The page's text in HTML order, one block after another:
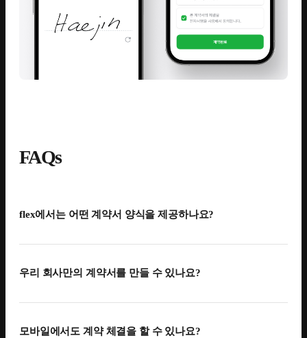
FAQs
flex에서는 어떤 계약서 양식을 제공하나요?
경업금지서약서, 개인정보이용동의서 등 회사와 구성원
필요하다면 일부 내용을 수정해 사용할 수도 있습니다.
우리 회사만의 계약서를 만들 수 있나요?
flex에서 제공하는 서식 템플릿을 수정하거나, 기존에
모바일에서도 계약 체결을 할 수 있나요?